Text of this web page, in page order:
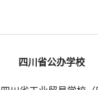
四川省公办学校